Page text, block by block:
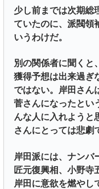
少し前までは次期総
ていたのに、派閥領
いうわけだ。
別の関係者に聞くと
獲得予想は出来過ぎ
ではない。岸田さん
菅さんになったとい
んな人に入れよう
さんにとっては悲劇
岸田派には、ナンバ
匠元復興相、小野寺
岸田に意欲を燃やし